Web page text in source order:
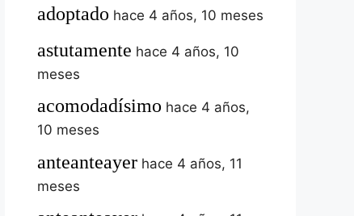
adoptado hace 4 años, 10 meses
astutamente hace 4 años, 10
meses
acomodadísimo hace 4 años,
10 meses
anteanteayer hace 4 años, 11
meses